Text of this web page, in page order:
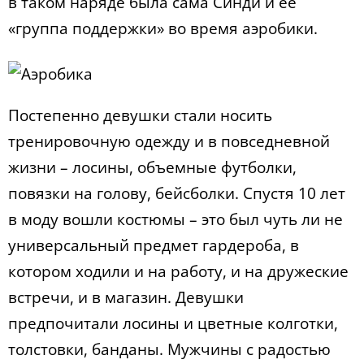
«группа поддержки» во время аэробики.
Постепенно девушки стали носить
тренировочную одежду и в повседневной
жизни – лосины, объемные футболки,
повязки на голову, бейсболки. Спустя 10 лет
в моду вошли костюмы – это был чуть ли не
универсальный предмет гардероба, в
котором ходили и на работу, и на дружеские
встречи, и в магазин. Девушки
предпочитали лосины и цветные колготки,
толстовки, банданы. Мужчины с радостью